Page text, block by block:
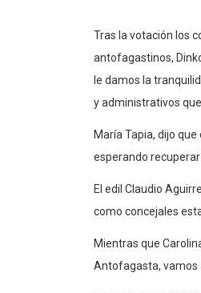
Tras la votación los
antofagastinos,
le damos la
y administrativos
María Tapia, dijo
esperando
El edil Claudio
como concejales
Mientras que
Antofagasta, vamos